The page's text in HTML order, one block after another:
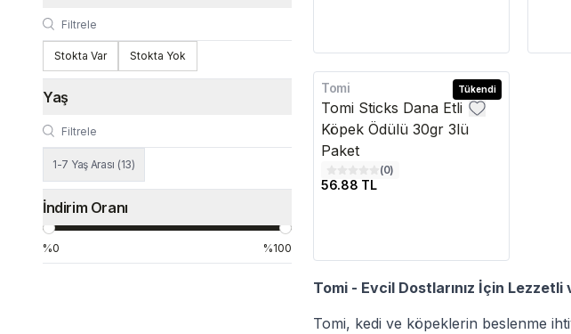
Stokta Var Stokta Yok
Yaş
1-7 Yaş Arası (13)
İndirim Oranı
%0 %100
Tükendi
Tomi
Tomi Sticks Dana Etli
Köpek Ödülü 30gr 3lü
Paket
(0)
56.88 TL
Tomi - Evcil Dostlarınız İçin
Tomi, kedi ve köpeklerin beslenme